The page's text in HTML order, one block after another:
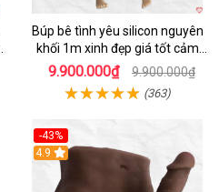
Búp bê tình yêu silicon nguyên
khối 1m xinh đẹp giá tốt cảm
giác thật
9.900.000₫ 9.900.000₫
(363)
-43%
Hot
4.9